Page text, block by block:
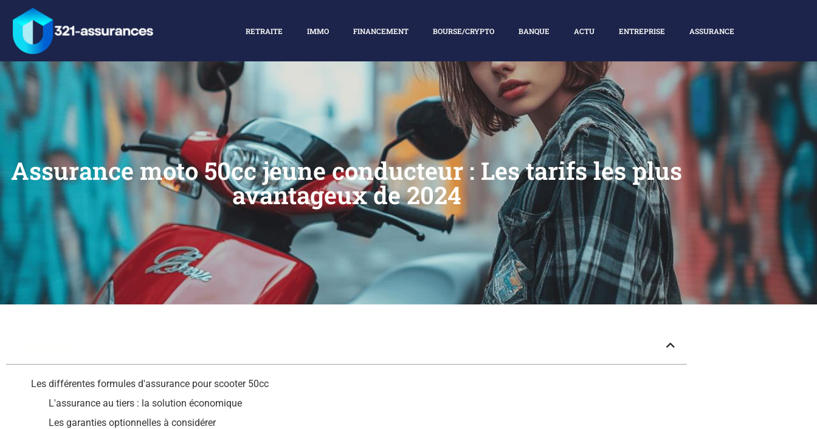
RETRAITE IMMO FINANCEMENT BOURSE/CRYPTO BANQUE ACTU ENTREPRISE ASSURANCE
Assurance moto 50cc jeune conducteur : Les tarifs les plus
avantageux de 2024
Les différentes formules d'assurance pour scooter 50cc
L'assurance au tiers : la solution économique
Les garanties optionnelles à considérer